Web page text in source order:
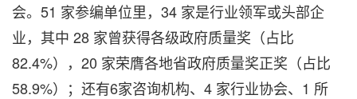
会。51 家参编单位里，34 家是行业领军或头部企
业，其中 28 家曾获得各级政府质量奖（占比
82.4%），20 家荣膺各地省政府质量奖正奖（占比
58.9%）；还有6家咨询机构、4 家行业协会、1 所